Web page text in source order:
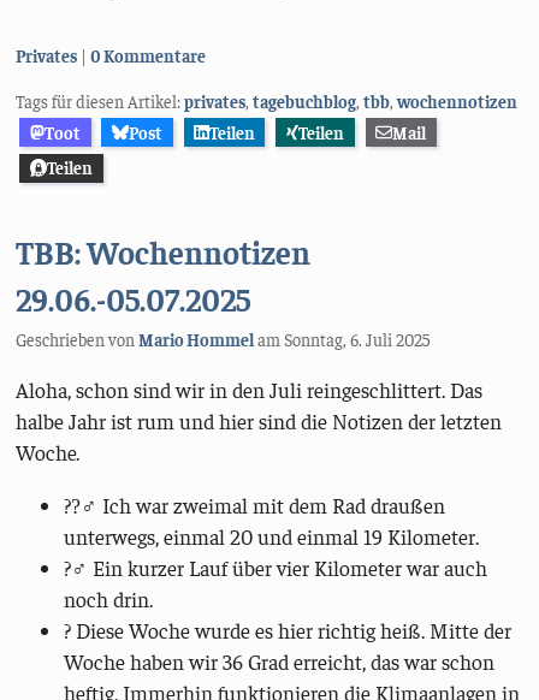
Kategorien:
Privates 0 Kommentare
Tags für diesen Artikel:privates,tagebuchblog,tbb,wochennotizen
Toot
Post Teilen Teilen
Mail
Teilen
TBB: Wochennotizen
29.06.-05.07.2025
Geschrieben vonMario HommelamSonntag, 6. Juli 2025
Aloha, schon sind wir in den Juli reingeschlittert. Das
halbe Jahr ist rum und hier sind die Notizen der letzten
Woche.
??‍♂ Ich war zweimal mit dem Rad draußen
unterwegs, einmal 20 und einmal 19 Kilometer.
?‍♂️ Ein kurzer Lauf über vier Kilometer war auch
noch drin.
? Diese Woche wurde es hier richtig heiß. Mitte der
Woche haben wir 36 Grad erreicht, das war schon
heftig. Immerhin funktionieren die Klimaanlagen in